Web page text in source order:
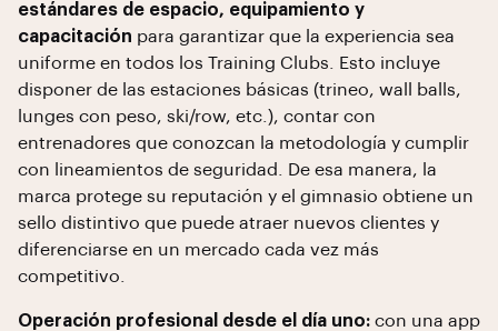
estándares de espacio, equipamiento y
capacitación para garantizar que la experiencia sea
uniforme en todos los Training Clubs. Esto incluye
disponer de las estaciones básicas (trineo, wall balls,
lunges con peso, ski/row, etc.), contar con
entrenadores que conozcan la metodología y cumplir
con lineamientos de seguridad. De esa manera, la
marca protege su reputación y el gimnasio obtiene un
sello distintivo que puede atraer nuevos clientes y
diferenciarse en un mercado cada vez más
competitivo.
Operación profesional desde el día uno: con una app